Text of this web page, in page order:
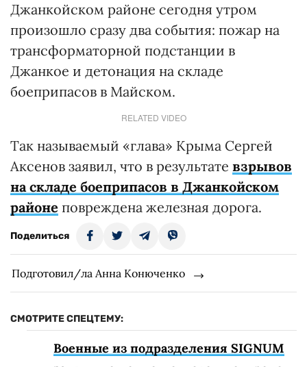
Джанкойском районе сегодня утром
произошло сразу два события: пожар на
трансформаторной подстанции в
Джанкое и детонация на складе
боеприпасов в Майском.
RELATED VIDEO
Так называемый «глава» Крыма Сергей
Аксенов заявил, что в результате взрывов
на складе боеприпасов в Джанкойском
районе повреждена железная дорога.
Поделиться
Подготовил/ла Анна Конюченко
СМОТРИТЕ СПЕЦТЕМУ:
Военные из подразделения SIGNUM